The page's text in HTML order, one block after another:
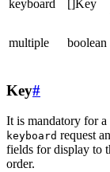
keyboard []Key
multiple boolean
Key#
It is mandatory for
keyboard request
fields for display to
order.